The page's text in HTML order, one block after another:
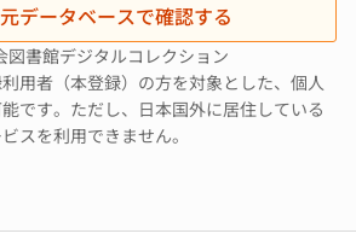
データベースで確認する
図書館デジタルコレクション
用者（本登録）の方を対象とした、個人
です。ただし、日本国外に居住している
スを利用できません。